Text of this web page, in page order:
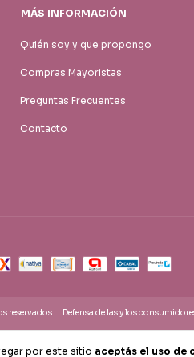
por este sitio aceptás el uso de
MÁS INFORMACIÓN
Quién soy y que propongo
Compras Mayoristas
Preguntas Frecuentes
Contacto
reservados. Defensa de las y los